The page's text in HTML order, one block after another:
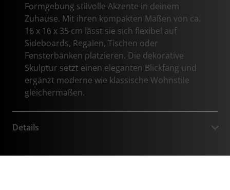
Formgebung stilvolle Akzente in deinem
Zuhause. Mit ihren kompakten Maßen von ca.
16 x 16 x 35 cm lässt sie sich flexibel auf
Sideboards, Regalen, Tischen oder
Fensterbänken platzieren. Die dekorative
Skulptur setzt einen eleganten Blickfang und
ergänzt moderne wie klassische Wohnstile
gleichermaßen.
Details